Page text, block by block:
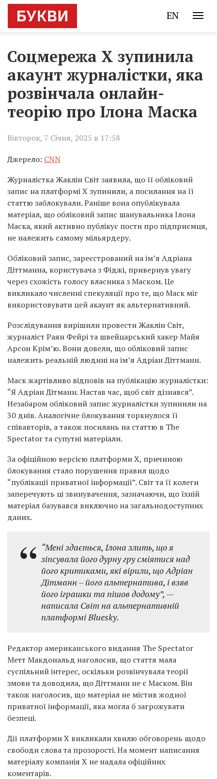
EN
Соцмережа X зупинила
акаунт журналістки, яка
розвінчала онлайн-
теорію про Ілона Маска
Вівторок, 7 Січня, 2025 в 17:58
Джерело: CNN
Журналістка Жаклін Світ заявила, що її обліковий
запис на платформі X зупинили, а посилання на її
статтю заблокували. Раніше вона опублікувала
матеріал, що обліковий запис шанувальника Ілона
Маска, який активно публікує пости про підприємця,
не належить самому мільярдеру.
Обліковий запис, зареєстрований на ім’я Адріана
Діттманна, користувача з Фіджі, привернув увагу
через схожість голосу власника з Маском. Це
викликало численні спекуляції про те, що Маск міг
використовувати цей акаунт як альтернативний.
Розслідування вирішили провести Жаклін Світ,
журналіст Раян Фейрі та швейцарський хакер Майя
Арсон Крім’ю. Вони довели, що обліковий запис
належить реальній людині на ім’я Адріан Діттманн.
Маск жартівливо відповів на публікацію журналістки:
“Я Адріан Дітманн. Настав час, щоб світ дізнався”.
Незабаром обліковий запис журналістки зупинили на
30 днів. Аналогічне блокування торкнулося її
співавторів, а також посилань на статтю в The
Spectator та супутні матеріали.
За офіційною версією платформи X, причиною
блокування стало порушення правил щодо
“публікації приватної інформації”. Світ та її колеги
заперечують ці звинувачення, зазначаючи, що їхній
матеріал базувався виключно на загальнодоступних
даних.
“Мені здається, Ілона злить, що я
зіпсувала його дурну гру сміятися над
його критиками, які вірили, що Адріан
Дітманн – його альтернатива, і взяв
його іграшки та пішов додому”, —
написала Світ на альтернативній
платформі Bluesky.
Редактор американського видання The Spectator
Метт Макдональд наголосив, що стаття мала
суспільний інтерес, оскільки розвінчувала теорії
змови та доводила, що Діттманн не є Маском. Він
також наголосив, що матеріал не містив жодної
приватної інформації, яка могла б загрожувати
безпеці.
Дії платформи X викликали хвилю обговорень щодо
свободи слова та прозорості. На момент написання
матеріалу компанія X не надала офіційних
коментарів.